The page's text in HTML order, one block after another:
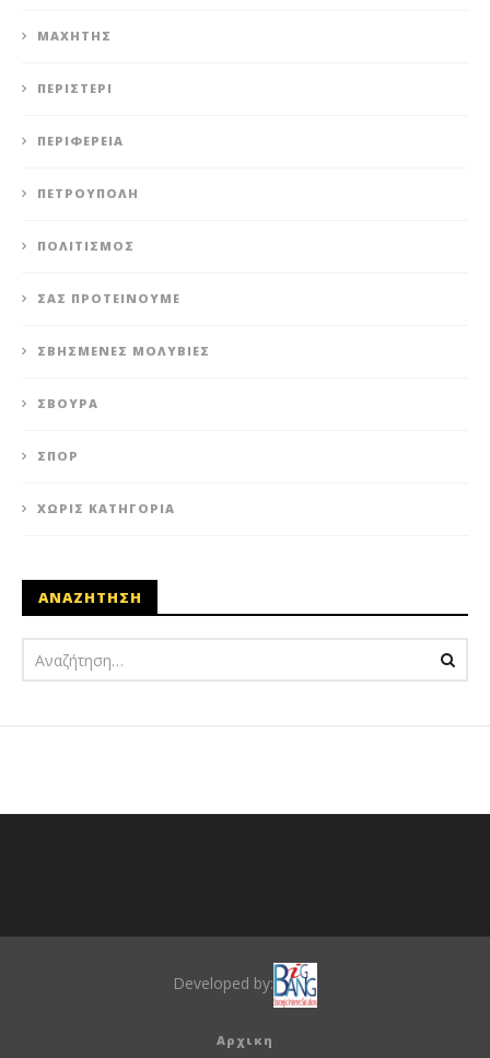
ΜΑΧΗΤΗΣ
ΠΕΡΙΣΤΈΡΙ
ΠΕΡΙΦΈΡΕΙΑ
ΠΕΤΡΟΎΠΟΛΗ
ΠΟΛΙΤΙΣΜΌΣ
ΣΑΣ ΠΡΟΤΕΊΝΟΥΜΕ
ΣΒΗΣΜΈΝΕΣ ΜΟΛΥΒΙΈΣ
ΣΒΟΎΡΑ
ΣΠΟΡ
ΧΩΡΊΣ ΚΑΤΗΓΟΡΊΑ
ΑΝΑΖΗΤΗΣΗ
Developed by:
Αρχικη